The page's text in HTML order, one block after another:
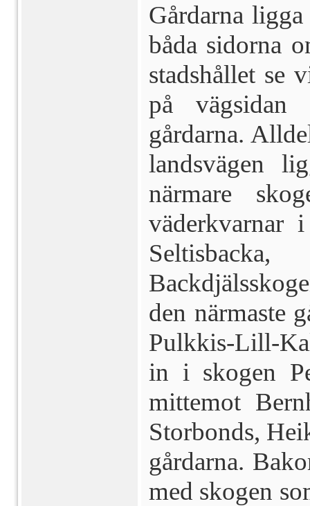
Gårdarna
båda sidorna
stadshållet se
på vägsidan
gårdarna.
landsvägen
närmare
väderkvarnar
den närmaste
Pulkkis-Lill-
in i skogen
mittemot
Storbonds,
gårdarna.
med skogen